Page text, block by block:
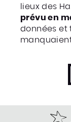
lieux des
prévu en
données et
manquaient